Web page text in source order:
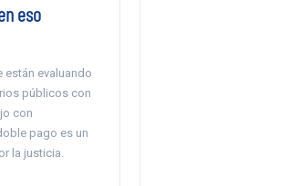
eso
están evaluando
públicos con
con
pago es un
la justicia.